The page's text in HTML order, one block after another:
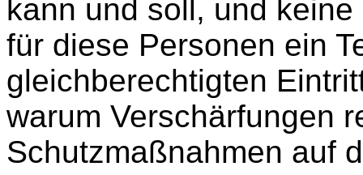
kann und soll, und
für diese Personen ein
gleichberechtigten
warum Verschärfungen
Schutzmaßnahmen auf